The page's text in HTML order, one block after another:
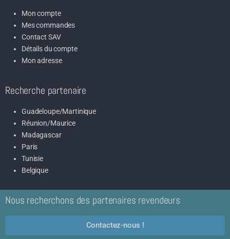
Mon compte
Mes commandes
Contact SAV
Détails du compte
Mon adresse
Recherche partenaire
Guadeloupe/Martinique
Réunion/Maurice
Madagascar
Paris
Tunisie
Belgique
Nous recherchons des partenaires revendeurs
Contactez-nous !